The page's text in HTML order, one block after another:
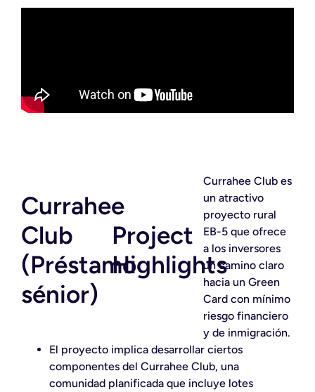
Currahee
Club
(Préstamo
sénior)
Project
Highlights
Currahee Club es
un atractivo
proyecto rural
EB-5 que ofrece
a los inversores
un camino claro
hacia un Green
Card con mínimo
riesgo financiero
y de inmigración.
El proyecto implica desarrollar ciertos
componentes del Currahee Club, una
comunidad planificada que incluye lotes